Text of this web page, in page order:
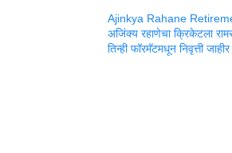
Ajinkya Rahane
अजिंक्य रहाणेचा क्रिकेटला
तिन्ही फॉरमॅटमधून निवृत्ती जाहीर